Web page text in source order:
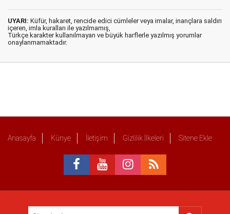
UYARI: Küfür, hakaret, rencide edici cümleler veya imalar, inançlara saldırı
içeren, imla kuralları ile yazılmamış,
Türkçe karakter kullanılmayan ve büyük harflerle yazılmış yorumlar
onaylanmamaktadır.
Anasayfa Künye İletişim Gizlilik İlkeleri Sitene Ekle